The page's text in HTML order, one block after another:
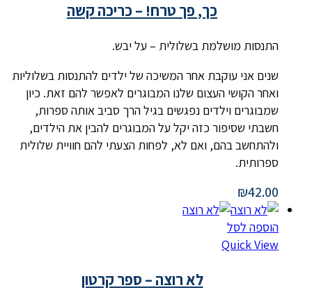
כך, פך טרח! – כריכה קשה
התנסות מושלמת בשלולית – על יבש.
שנים אני עוקבת אחר המשיכה של ילדים להתנסות בשלוליות
ואחר הקושי העצום שלנו המבוגרים לאפשר להם זאת. כיון
שמבוגרים וילדים נפגשים בגיל הרך סביב אותה ספרות,
חשבתי שסיפור כזה יקל על המבוגרים להבין את הילדים,
ולהתחשב בהם, ואם לא, לפחות הצעתי להם חוויית שלולית
ספרותית.
₪42.00
הוספה לסל
Quick View
לא רוצה – ספר קרטון